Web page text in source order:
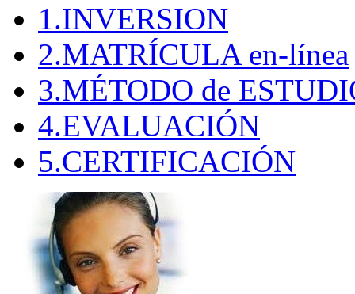
1.INVERSION
2.MATRÍCULA en-línea
3.MÉTODO de
4.EVALUACIÓN
5.CERTIFICACIÓN